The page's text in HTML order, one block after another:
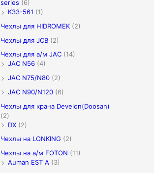
series (6)
K33-561 (1)
Чехлы для HIDROMEK (2)
Чехлы для JCB (2)
Чехлы для а/м JAC (14)
JAC N56 (4)
JAC N75/N80 (2)
JAC N90/N120 (6)
Чехлы для крана Develon(Doosan)
(2)
DX (2)
Чехлы на LONKING (2)
Чехлы на а/м FOTON (11)
Auman EST A (3)